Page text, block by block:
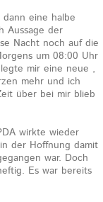
eine halbe
Aussage der
Nacht noch auf die
um 08:00 Uhr
mir eine neue ,
mehr und ich
über bei mir blieb
wirkte wieder
der Hoffnung damit
war. Doch
Es war bereits